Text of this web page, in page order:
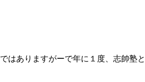
はありますがーで年に１度、志帥塾